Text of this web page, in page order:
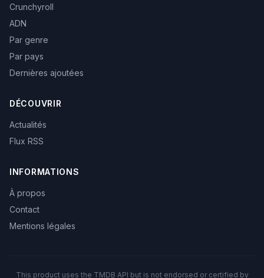
Crunchyroll
ADN
Par genre
Par pays
Dernières ajoutées
DÉCOUVRIR
Actualités
Flux RSS
INFORMATIONS
À propos
Contact
Mentions légales
This product uses the TMDB API but is not endorsed or certified by